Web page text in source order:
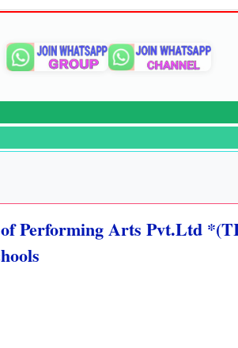
Performing Arts Pvt.Ltd